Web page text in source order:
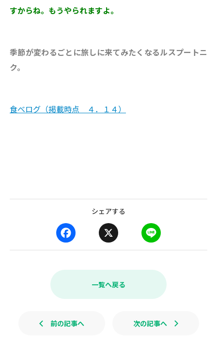
すからね。もうやられますよ。
季節が変わるごとに旅しに来てみたくなるルスプートニ
ク。
食べログ（掲載時点 ４．１４）
シェアする
a
e
k
i
e
一覧へ戻る
前の記事へ 次の記事へ